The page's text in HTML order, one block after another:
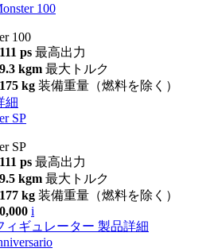
100
100
111 ps 最高出力
9.3 kgm 最大トルク
175 kg 装備重量（燃料を除く）
細
SP
SP
111 ps 最高出力
9.5 kgm 最大トルク
177 kg 装備重量（燃料を除く）
i
ィギュレーター 製品詳細